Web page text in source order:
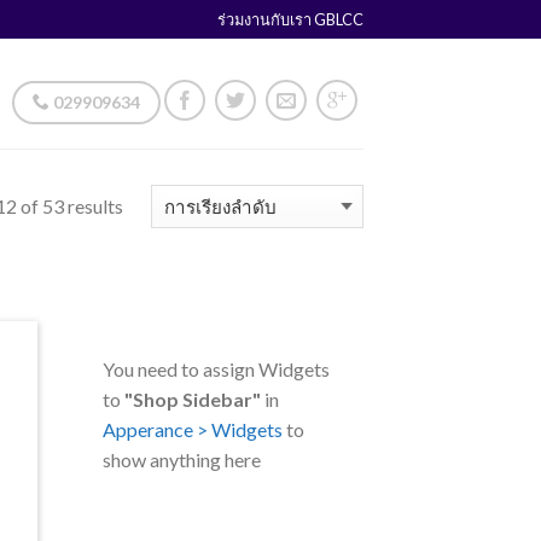
ร่วมงานกับเรา GBLCC
029909634
of 53 results
You need to assign Widgets
to "Shop Sidebar" in
Apperance > Widgets to
show anything here